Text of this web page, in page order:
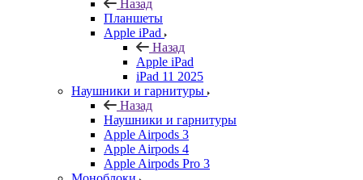
Назад
Планшеты
Apple iPad
Назад
Apple iPad
iPad 11 2025
Наушники и гарнитуры
Назад
Наушники и гарнитуры
Apple Airpods 3
Apple Airpods 4
Apple Airpods Pro 3